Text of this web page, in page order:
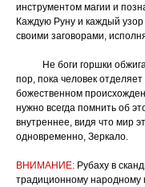
инструментом магии и
Каждую Руну и каждый
своими заговорами,
Не боги горшки
пор, пока человек
божественном
нужно всегда помнить об
внутреннее, видя что мир
одновременно, Зеркало.
ВНИМАНИЕ: Рубаху в
традиционному народному